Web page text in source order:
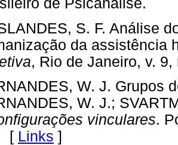
de
S. F. Análise
da assistência
, Rio de Janeiro,
W. J. Grupos
W. J.;
vinculares.
Links ]